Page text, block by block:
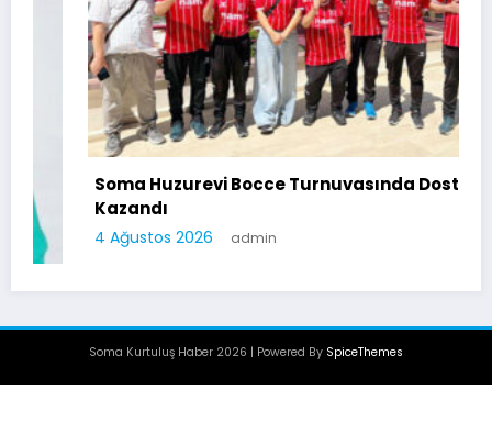
Soma Huzurevi Bocce Turnuvasında Dostluk
Kazandı
4 Ağustos 2026 admin
Soma Kurtuluş Haber 2026 | Powered By SpiceThemes